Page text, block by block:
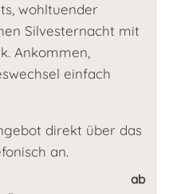
wohltuender
Silvesternacht mit
Ankommen,
einfach
direkt über das
an.
ab